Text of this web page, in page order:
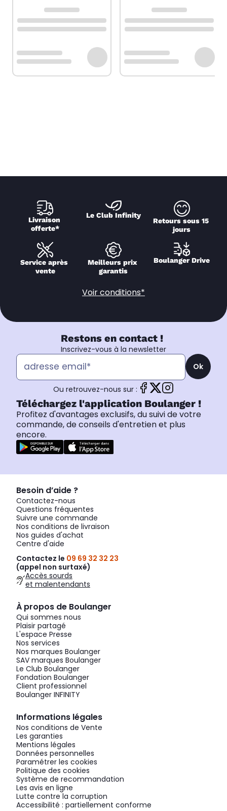
Livraison
offerte*
Le Club Infinity
Retours sous 15
jours
Service après
vente
Meilleurs prix
garantis
Boulanger Drive
Voir conditions*
Restons en contact !
Inscrivez-vous à la newsletter
Ok
Ou retrouvez-nous sur :
Téléchargez l'application Boulanger !
Profitez d'avantages exclusifs, du suivi de votre
commande, de conseils d'entretien et plus
encore.
Besoin d’aide ?
Contactez-nous
Questions fréquentes
Suivre une commande
Nos conditions de livraison
Nos guides d'achat
Centre d'aide
Contactez le 09 69 32 32 23
(appel non surtaxé)
Accès sourds
et malentendants
À propos de Boulanger
Qui sommes nous
Plaisir partagé
L'espace Presse
Nos services
Nos marques Boulanger
SAV marques Boulanger
Le Club Boulanger
Fondation Boulanger
Client professionnel
Boulanger INFINITY
Informations légales
Nos conditions de Vente
Les garanties
Mentions légales
Données personnelles
Paramétrer les cookies
Politique des cookies
Système de recommandation
Les avis en ligne
Lutte contre la corruption
Accessibilité : partiellement conforme